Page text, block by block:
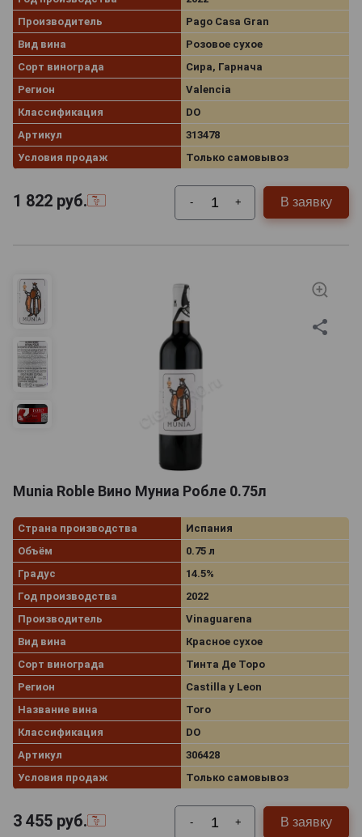
Производитель
Pago Casa Gran
Вид вина
Розовое сухое
Сорт винограда
Сира, Гарнача
Регион
Valencia
Классификация
DO
Артикул
313478
Условия продаж
Только самовывоз
1 822 руб. - + В заявку
Munia Roble Вино Муниа Робле 0.75л
Страна производства
Испания
Объём
0.75 л
Градус
14.5%
Год производства
2022
Производитель
Vinaguarena
Вид вина
Красное сухое
Сорт винограда
Тинта Де Торо
Регион
Castilla y Leon
Название вина
Toro
Классификация
DO
Артикул
306428
Условия продаж
Только самовывоз
3 455 руб. - + В заявку